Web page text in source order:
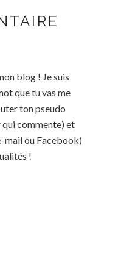
blog ! Je suis
que tu vas me
ton pseudo
qui commente) et
mail ou Facebook)
!